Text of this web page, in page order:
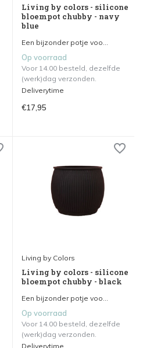
Living by colors - silicone
bloempot chubby - navy
blue
Een bijzonder potje voo...
Op voorraad
Voor 14.00 besteld, dezelfde
(werk)dag verzonden.
Deliverytime
€17,95
Living by Colors
Living by colors - silicone
bloempot chubby - black
Een bijzonder potje voo...
Op voorraad
Voor 14.00 besteld, dezelfde
(werk)dag verzonden.
Deliverytime